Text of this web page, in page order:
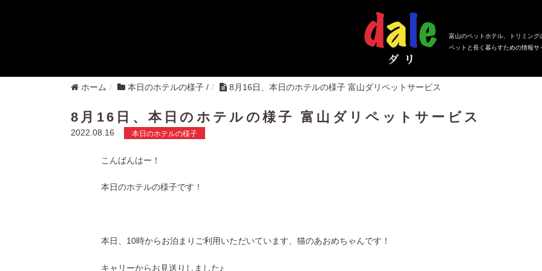
富山のペットホテル、トリミング
ペットと長く暮らすための情報サ
ホーム 本日のホテルの様子 / 8月16日、本日のホテルの様子 富山ダリペットサービス
8月16日、本日のホテルの様子 富山ダリペットサービス
2022.08.16 本日のホテルの様子
こんばんはー！
本日のホテルの様子です！
本日、10時からお泊まりご利用いただいています、猫のあおめちゃんです！
キャリーからお見送りしました♪